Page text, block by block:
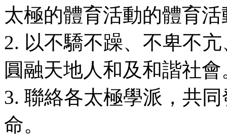
太極的體育活動的體育活
2. 以不驕不躁、不卑不
圓融天地人和及和諧社會
3. 聯絡各太極學派，共
命。